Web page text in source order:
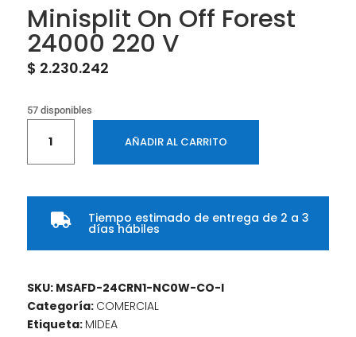
Minisplit On Off Forest
24000 220 V
$ 2.230.242
57 disponibles
Off
24000
cantidad
AÑADIR AL CARRITO
 Tiempo estimado de entrega de 2 a 3
días hábiles
SKU: MSAFD-24CRN1-NC0W-CO-I
Categoría: COMERCIAL
Etiqueta: MIDEA